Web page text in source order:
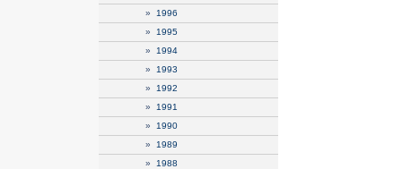
» 1996
» 1995
» 1994
» 1993
» 1992
» 1991
» 1990
» 1989
» 1988